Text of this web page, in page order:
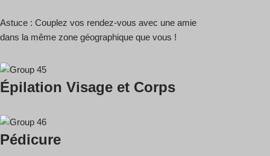
Astuce : Couplez vos rendez-vous avec une amie
dans la même zone géographique que vous !
Épilation Visage et Corps
Pédicure